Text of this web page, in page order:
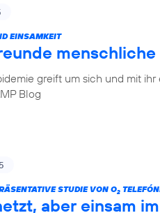
EINSAMKEIT
greift um sich und mit
Blog
STUDIE VON O2
aber einsam